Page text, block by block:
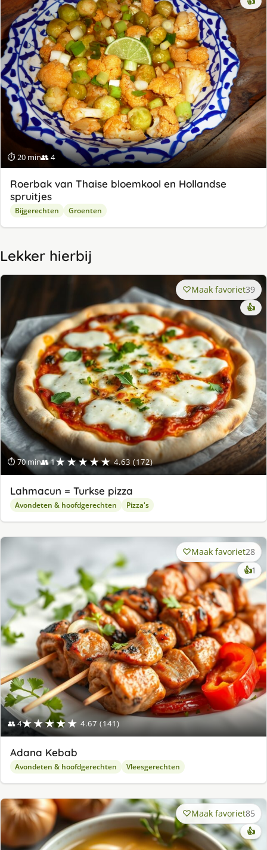
⏱ 20 min👥 4
Roerbak van Thaise bloemkool en Hollandse
spruitjes
Bijgerechten Groenten
Lekker hierbij
⏱ 70 min👥 1★★★★★ 4.63 (172)
Maak favoriet39
👍
Lahmacun = Turkse pizza
Avondeten & hoofdgerechten Pizza's
👥 4★★★★★ 4.67 (141)
Maak favoriet28
👍1
Adana Kebab
Avondeten & hoofdgerechten Vleesgerechten
Maak favoriet85
👍